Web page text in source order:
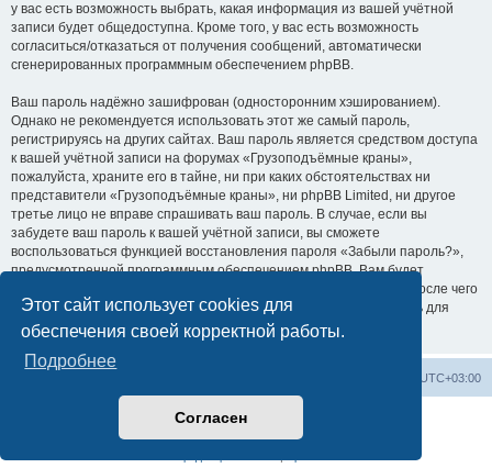
Этот сайт использует cookies для
обеспечения своей корректной работы.
Подробнее
Согласен
у вас есть возможность выбрать, какая информация из вашей учётной
записи будет общедоступна. Кроме того, у вас есть возможность
согласиться/отказаться от получения сообщений, автоматически
сгенерированных программным обеспечением phpBB.
Ваш пароль надёжно зашифрован (односторонним хэшированием).
Однако не рекомендуется использовать этот же самый пароль,
регистрируясь на других сайтах. Ваш пароль является средством доступа
к вашей учётной записи на форумах «Грузоподъёмные краны»,
пожалуйста, храните его в тайне, ни при каких обстоятельствах ни
представители «Грузоподъёмные краны», ни phpBB Limited, ни другое
третье лицо не вправе спрашивать ваш пароль. В случае, если вы
забудете ваш пароль к вашей учётной записи, вы сможете
воспользоваться функцией восстановления пароля «Забыли пароль?»,
предусмотренной программным обеспечением phpBB. Вам будет
необходимо ввести ваше имя пользователя и ваш адрес email, после чего
программное обеспечение phpBB сгенерирует вам новый пароль для
вашей учётной записи.
UTC+03:00
Создано на основеphpBB® Forum Software © phpBB Limited
Русская поддержка phpBB